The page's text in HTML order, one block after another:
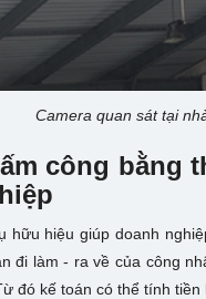
Camera quan sát tại
công bằng
hữu hiệu giúp doanh
đi làm - ra về của công
đó kế toán có thể tính